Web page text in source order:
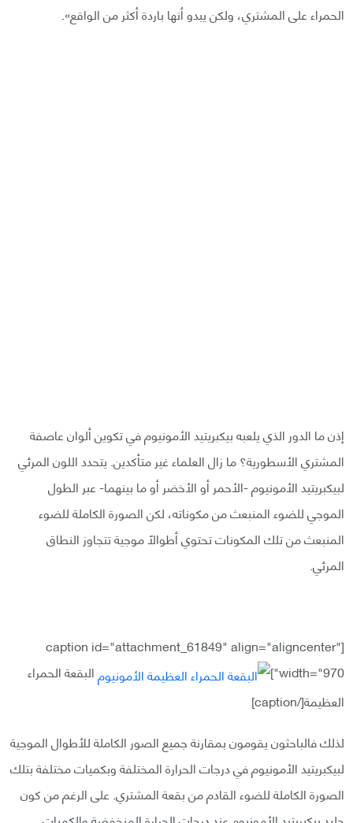
الحمراء على المشتري، ولكن يبدو أنها باردة أكثر من الواقع».
إذن ما الدور الذي يلعبه بيكبريتيد الأمونيوم في تكوين ألوان عاصفة
المشتري الأسطورية؟ ما زال العلماء غير متأكدين.‏ يتحدد اللون المرئي
لبيكبريتيد الأمونيوم -الأحمر أو الأخضر أو ما بينهما- عبر ‏‏الطول
الموجي للضوء المنبعث من مكوناته، لكن الصورة الكاملة للضوء
المنبعث من تلك المكونات ‏تحتوي أطوالًا موجية تتجاوز النطاق
المرئي.‏
[caption id="attachment_61849" align="aligncenter"
width="970"]
البقعة الحمراء
العظيمة[/caption]
لذلك فالباحثون يقومون بمقارنة جميع الصور الكاملة للأطوال الموجية
لبيكبريتيد الأمونيوم في درجات ‏الحرارة المختلفة وبكميات مختلفة بتلك
الصورة الكاملة للضوء القادم من بقعة المشتري.‏ على الرغم من كون